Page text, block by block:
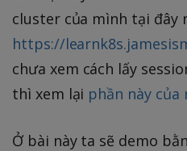
cluster của mình tại đây
https://
chưa xem cách lấy
thì xem lại phần này của
Ở bài này ta sẽ demo